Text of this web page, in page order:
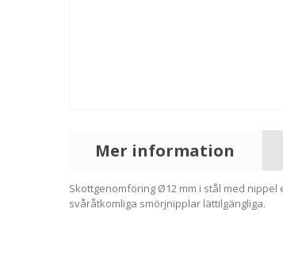
Mer information
Skottgenomföring Ø12 mm i stål med
svåråtkomliga smörjnipplar lättilgängliga.